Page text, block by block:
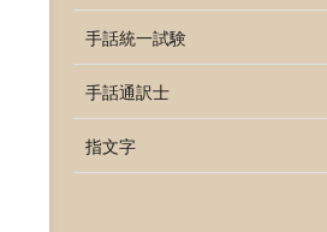
手話統一試験
手話通訳士
指文字